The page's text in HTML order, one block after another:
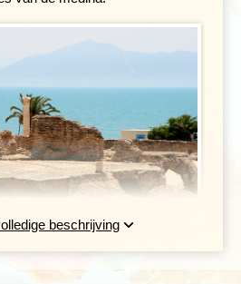
we het indrukwekkende
beschrijving